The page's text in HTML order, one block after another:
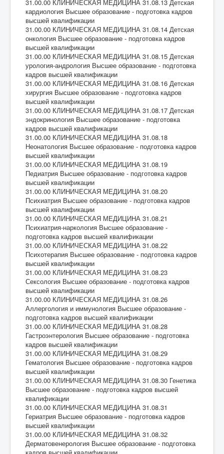
31.00.00 КЛИНИЧЕСКАЯ МЕДИЦИНА 31.08.13 Детская
кардиология Высшее образование - подготовка кадров
высшей квалификации
31.00.00 КЛИНИЧЕСКАЯ МЕДИЦИНА 31.08.14 Детская
онкология Высшее образование - подготовка кадров
высшей квалификации
31.00.00 КЛИНИЧЕСКАЯ МЕДИЦИНА 31.08.15 Детская
урология-андрология Высшее образование - подготовка
кадров высшей квалификации
31.00.00 КЛИНИЧЕСКАЯ МЕДИЦИНА 31.08.16 Детская
хирургия Высшее образование - подготовка кадров
высшей квалификации
31.00.00 КЛИНИЧЕСКАЯ МЕДИЦИНА 31.08.17 Детская
эндокринология Высшее образование - подготовка
кадров высшей квалификации
31.00.00 КЛИНИЧЕСКАЯ МЕДИЦИНА 31.08.18
Неонатология Высшее образование - подготовка кадров
высшей квалификации
31.00.00 КЛИНИЧЕСКАЯ МЕДИЦИНА 31.08.19
Педиатрия Высшее образование - подготовка кадров
высшей квалификации
31.00.00 КЛИНИЧЕСКАЯ МЕДИЦИНА 31.08.20
Психиатрия Высшее образование - подготовка кадров
высшей квалификации
31.00.00 КЛИНИЧЕСКАЯ МЕДИЦИНА 31.08.21
Психиатрия-наркология Высшее образование -
подготовка кадров высшей квалификации
31.00.00 КЛИНИЧЕСКАЯ МЕДИЦИНА 31.08.22
Психотерапия Высшее образование - подготовка кадров
высшей квалификации
31.00.00 КЛИНИЧЕСКАЯ МЕДИЦИНА 31.08.23
Сексология Высшее образование - подготовка кадров
высшей квалификации
31.00.00 КЛИНИЧЕСКАЯ МЕДИЦИНА 31.08.26
Аллергология и иммунология Высшее образование -
подготовка кадров высшей квалификации
31.00.00 КЛИНИЧЕСКАЯ МЕДИЦИНА 31.08.28
Гастроэнтерология Высшее образование - подготовка
кадров высшей квалификации
31.00.00 КЛИНИЧЕСКАЯ МЕДИЦИНА 31.08.29
Гематология Высшее образование - подготовка кадров
высшей квалификации
31.00.00 КЛИНИЧЕСКАЯ МЕДИЦИНА 31.08.30 Генетика
Высшее образование - подготовка кадров высшей
квалификации
31.00.00 КЛИНИЧЕСКАЯ МЕДИЦИНА 31.08.31
Гериатрия Высшее образование - подготовка кадров
высшей квалификации
31.00.00 КЛИНИЧЕСКАЯ МЕДИЦИНА 31.08.32
Дерматовенерология Высшее образование - подготовка